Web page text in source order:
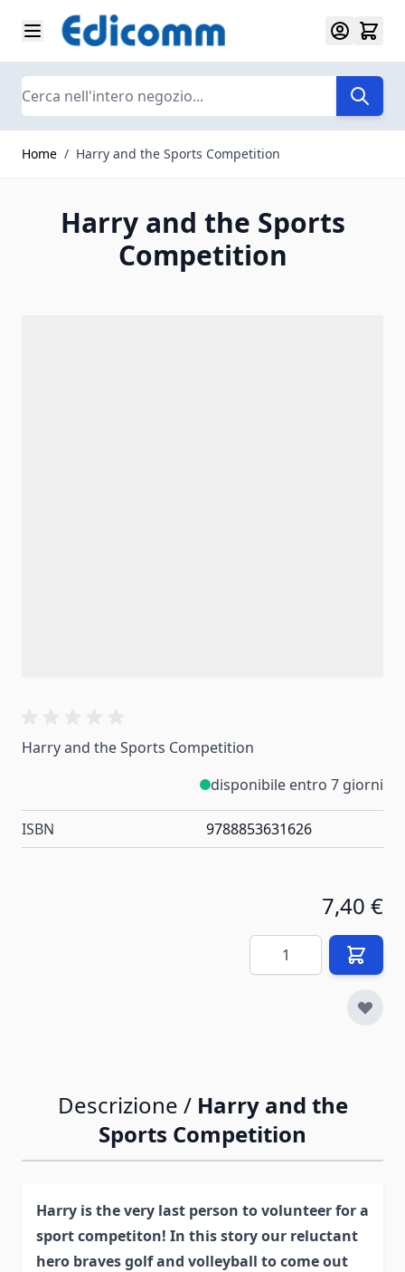
Salta al contenuto
Search
Home / Harry and the Sports Competition
Harry and the Sports
Competition
Harry and the Sports Competition
disponibile entro 7 giorni
ISBN 9788853631626
7,40 €
Quantità
Descrizione / Harry and the
Sports Competition
Harry is the very last person to volunteer for a
sport competiton! In this story our reluctant
hero braves golf and volleyball to come out